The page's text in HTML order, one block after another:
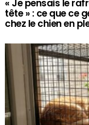
« Je pensais le
tête » : ce que ce
chez le chien en